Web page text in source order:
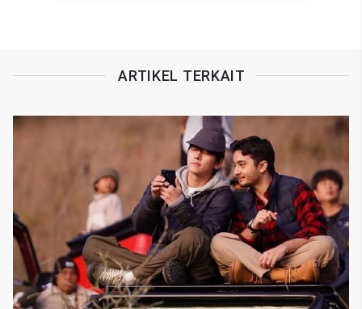
ARTIKEL TERKAIT